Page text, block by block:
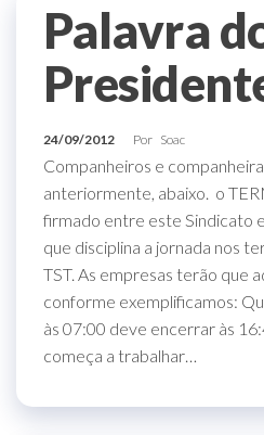
Palavra
24/09/2012 Por Soac
Companheiros e
anteriormente, abaixo. o
firmado entre este Sindicato
que disciplina a jornada nos
TST. As empresas terão que
conforme exemplificamos:
às 07:00 deve encerrar às
começa a trabalhar…